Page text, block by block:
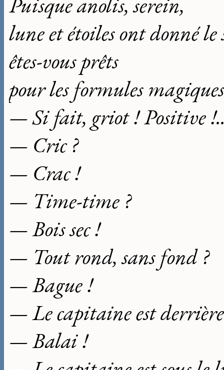
lune et étoiles ont donné
êtes-vous prêts
pour les formules
— Si fait, griot ! Positive
— Cric ?
— Crac !
— Time-time ?
— Bois sec !
— Tout rond, sans fond ?
— Bague !
— Le capitaine est
— Balai !